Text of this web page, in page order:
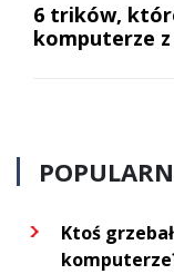
6 trików,
komputerze
Ktoś